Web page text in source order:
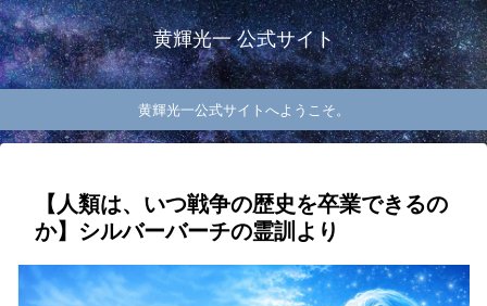
黄輝光一 公式サイト
黄輝光一公式サイトへようこそ。
【人類は、いつ戦争の歴史を卒業できるの
か】シルバーバーチの霊訓より